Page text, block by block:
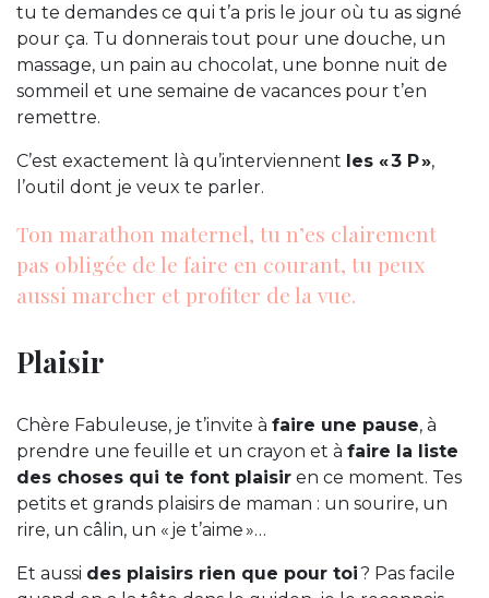
tu te demandes ce qui t’a pris le jour où tu as signé
pour ça. Tu donnerais tout pour une douche, un
massage, un pain au chocolat, une bonne nuit de
sommeil et une semaine de vacances pour t’en
remettre.
C’est exactement là qu’interviennent les « 3 P »,
l’outil dont je veux te parler.
Ton marathon maternel, tu n’es clairement
pas obligée de le faire en courant, tu peux
aussi marcher et profiter de la vue.
Plaisir
Chère Fabuleuse, je t’invite à faire une pause, à
prendre une feuille et un crayon et à faire la liste
des choses qui te font plaisir en ce moment. Tes
petits et grands plaisirs de maman : un sourire, un
rire, un câlin, un « je t’aime »…
Et aussi des plaisirs rien que pour toi? Pas facile